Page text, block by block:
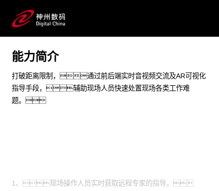
制造加工 能源化工 物联网 AIOT 智能制造 工作协同 远程
预约专家咨询
能力简介
打破距离限制，通过前后端实时音视频交流及AR可视化
指导手段，辅助现场人员快速处置现场各类工作难
题。
1、现场操作人员实时获取远程专家的指导。